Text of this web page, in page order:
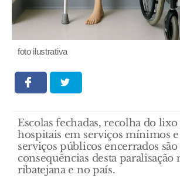
foto ilustrativa
Escolas fechadas, recolha do
hospitais em serviços mínimos
serviços públicos encerrados são
consequências desta paralisação
ribatejana e no país.